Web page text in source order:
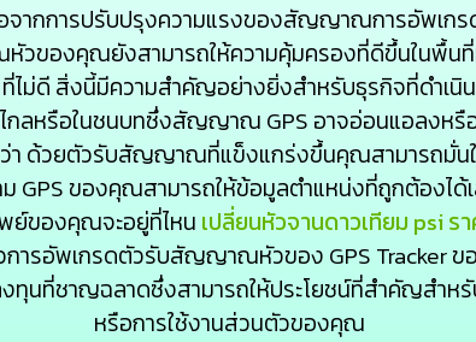
จากการปรับปรุงความแรงของสัญญาณการอัพเก
ของคุณยังสามารถให้ความคุ้มครองที่ดีขึ้นในพื้นที่
ที่ไม่ดี สิ่งนี้มีความสำคัญอย่างยิ่งสำหรับธุรกิจที่ดำเนิ
กลหรือในชนบทซึ่งสัญญาณ GPS อาจอ่อนแอลงหรื
า ด้วยตัวรับสัญญาณที่แข็งแกร่งขึ้นคุณสามารถมั่นใ
GPS ของคุณสามารถให้ข้อมูลตำแหน่งที่ถูกต้องได้
ย์ของคุณจะอยู่ที่ไหน เปลี่ยนหัวจานดาวเทียม psi ร
การอัพเกรดตัวรับสัญญาณหัวของ GPS Tracker
งทุนที่ชาญฉลาดซึ่งสามารถให้ประโยชน์ที่สำคัญสำห
หรือการใช้งานส่วนตัวของคุณ